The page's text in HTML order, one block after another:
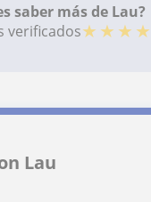
saber más de Lau?
verificados★ ★ ★ ★
Lau